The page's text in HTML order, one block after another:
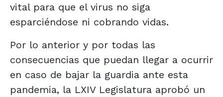
vital para que el virus no siga
esparciéndose ni cobrando vidas.
Por lo anterior y por todas las
consecuencias que puedan llegar a ocurrir
en caso de bajar la guardia ante esta
pandemia, la LXIV Legislatura aprobó un